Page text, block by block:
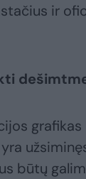
ir
grafikas
būtų